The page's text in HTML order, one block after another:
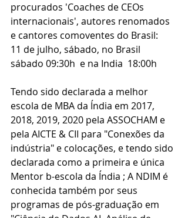
procurados 'Coaches de CEOs
internacionais', autores renomados
e cantores comoventes do Brasil:
11 de julho, sábado, no Brasil
sábado 09:30h  e na India  18:00h
Tendo sido declarada a melhor
escola de MBA da Índia em 2017,
2018, 2019, 2020 pela ASSOCHAM e
pela AICTE & CII para "Conexões da
indústria" e colocações, e tendo sido
declarada como a primeira e única
Mentor b-escola da Índia ; A NDIM é
conhecida também por seus
programas de pós-graduação em